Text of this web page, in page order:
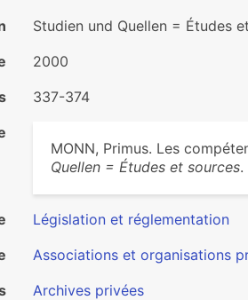
Studien und Quellen = Études
2000
337-374
MONN, Primus. Les
Quellen = Études et sources.
Législation et réglementation
Associations et organisations
Archives privées